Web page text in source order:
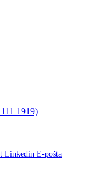
1919)
Linkedin E-pošta